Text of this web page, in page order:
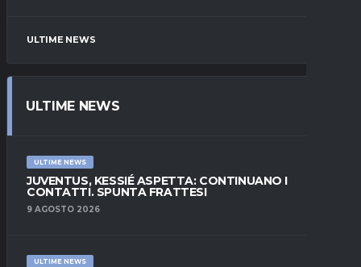
ULTIME NEWS
ULTIME NEWS
ULTIME NEWS
JUVENTUS, KESSIÉ ASPETTA: CONTINUANO I
CONTATTI. SPUNTA FRATTESI
9 AGOSTO 2026
ULTIME NEWS